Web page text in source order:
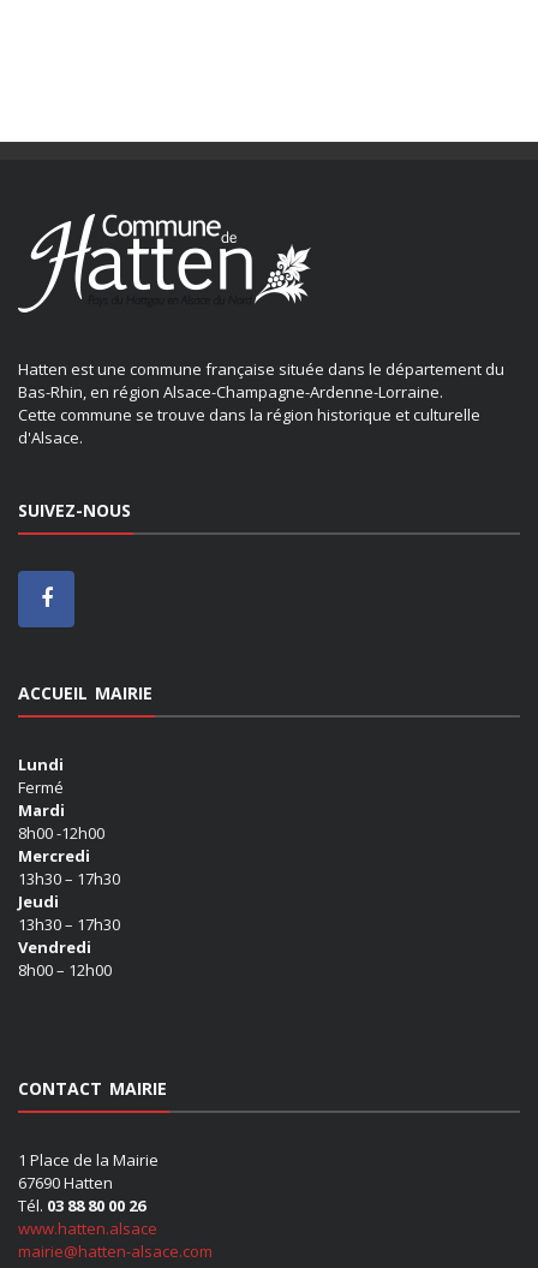
Hatten est une commune française située dans le département du
Bas-Rhin, en région Alsace-Champagne-Ardenne-Lorraine.
Cette commune se trouve dans la région historique et culturelle
d'Alsace.
SUIVEZ-NOUS
ACCUEIL MAIRIE
Lundi
Fermé
Mardi
8h00 -12h00
Mercredi
13h30 – 17h30
Jeudi
13h30 – 17h30
Vendredi
8h00 – 12h00
CONTACT MAIRIE
1 Place de la Mairie
67690 Hatten
Tél. 03 88 80 00 26
www.hatten.alsace
mairie@hatten-alsace.com